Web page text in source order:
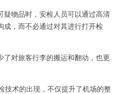
物品时，安检人员可以通过高清
，而不必通过对其进行打开检
对旅客行李的搬运和翻动，也更
术的出现，不仅提升了机场的整